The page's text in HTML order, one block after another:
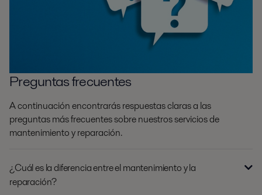
Preguntas frecuentes
A continuación encontrarás respuestas claras a las
preguntas más frecuentes sobre nuestros servicios de
mantenimiento y reparación.
¿Cuál es la diferencia entre el mantenimiento y la
reparación?